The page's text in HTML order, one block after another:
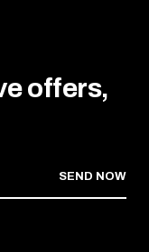
offers,
SEND NOW